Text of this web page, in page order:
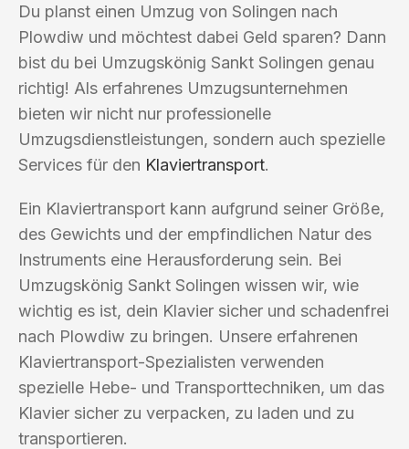
Du planst einen Umzug von Solingen nach
Plowdiw und möchtest dabei Geld sparen? Dann
bist du bei Umzugskönig Sankt Solingen genau
richtig! Als erfahrenes Umzugsunternehmen
bieten wir nicht nur professionelle
Umzugsdienstleistungen, sondern auch spezielle
Services für den Klaviertransport.
Ein Klaviertransport kann aufgrund seiner Größe,
des Gewichts und der empfindlichen Natur des
Instruments eine Herausforderung sein. Bei
Umzugskönig Sankt Solingen wissen wir, wie
wichtig es ist, dein Klavier sicher und schadenfrei
nach Plowdiw zu bringen. Unsere erfahrenen
Klaviertransport-Spezialisten verwenden
spezielle Hebe- und Transporttechniken, um das
Klavier sicher zu verpacken, zu laden und zu
transportieren.